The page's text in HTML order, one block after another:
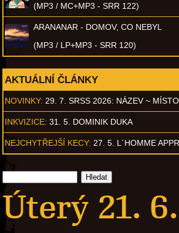
(MP3 / MC+MP3 - SRR 122)
ARANANAR - DOMOV, CO NEBYL
(MP3 / LP+MP3 - SRR 120)
AKTUÁLNÍ ČLÁNKY
NOVINKY: 29. 7. SRSS 2026: NÁZEV ~ MÍSTO
INKVIZICE: 31. 5. DOMINIK DUKA
NEJCHYTŘEJŠÍ KECY: 27. 5. L´HOMME
Úterý 21.